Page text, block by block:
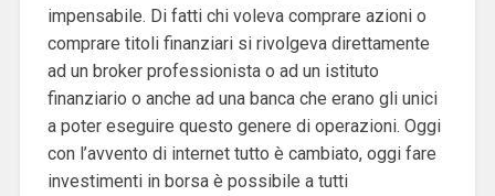
impensabile. Di fatti chi voleva comprare azioni o
comprare titoli finanziari si rivolgeva direttamente
ad un broker professionista o ad un istituto
finanziario o anche ad una banca che erano gli unici
a poter eseguire questo genere di operazioni. Oggi
con l’avvento di internet tutto è cambiato, oggi fare
investimenti in borsa è possibile a tutti